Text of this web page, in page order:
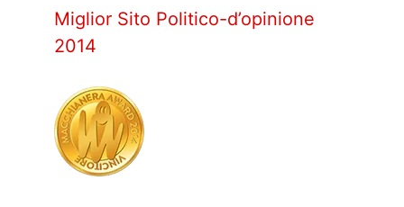
Miglior Sito Politico-d’opinione
2014